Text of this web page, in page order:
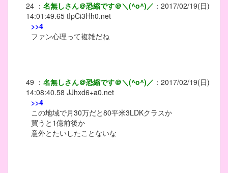
24 ： 名無しさん＠恐縮です＠＼(^o^)／ ： 2017/02/19(日)
14:01:49.65 tIpCi3Hh0.net
>>4
ファン心理って複雑だね
49 ： 名無しさん＠恐縮です＠＼(^o^)／ ： 2017/02/19(日)
14:08:40.58 JJhxd6+a0.net
>>4
この地域で月30万だと80平米3LDKクラスか
買うと1億前後か
意外とたいしたことないな